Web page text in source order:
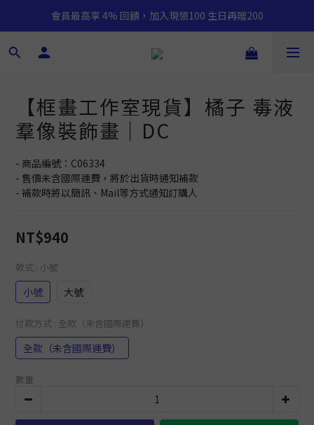
會員最高享 4% 回饋，加入現領100 生日再贈200
【框畫工作室現貨】橘子 毒液
羣像裝飾畫｜DC
- 商品編號：C06334
- 售價未含國際運費，將於出貨時通知補款
- 補款時將以簡訊、Mail等方式通知訂購人
NT$940
款式 : 小號
小號 大號
付款方式 : 全款（未含國際運費）
全款（未含國際運費）
數量